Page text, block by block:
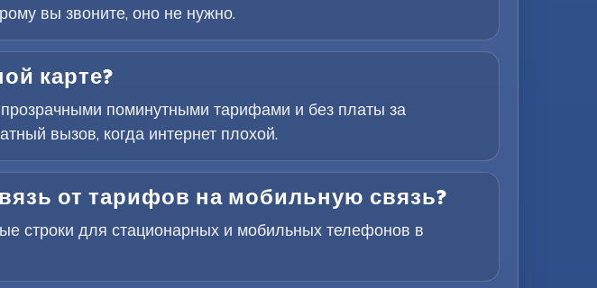
вы звоните, оно не нужно.
карте?
поминутными тарифами и без платы за
вызов, когда интернет плохой.
от тарифов на мобильную связь?
строки для стационарных и мобильных телефонов в